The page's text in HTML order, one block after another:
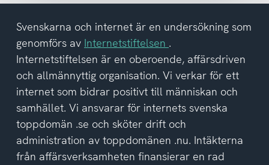
del
av
integritetspolicyn
Svenskarna och internet är en undersökning som
genomförs av Internetstiftelsen .
Internetstiftelsen är en oberoende, affärsdriven
och allmännyttig organisation. Vi verkar för ett
internet som bidrar positivt till människan och
samhället. Vi ansvarar för internets svenska
toppdomän .se och sköter drift och
administration av toppdomänen .nu. Intäkterna
från affärsverksamheten finansierar en rad